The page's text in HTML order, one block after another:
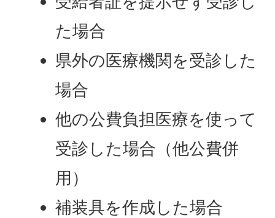
た場合
県外の医療機関を受診した
場合
他の公費負担医療を使って
受診した場合（他公費併
用）
補装具を作成した場合